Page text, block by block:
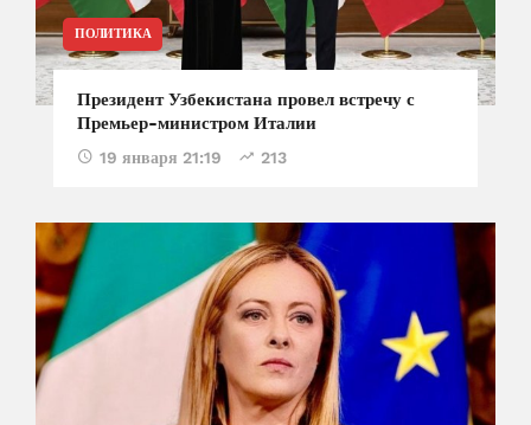
ПОЛИТИКА
Президент Узбекистана провел встречу с
Премьер-министром Италии
19 января 21:19 213